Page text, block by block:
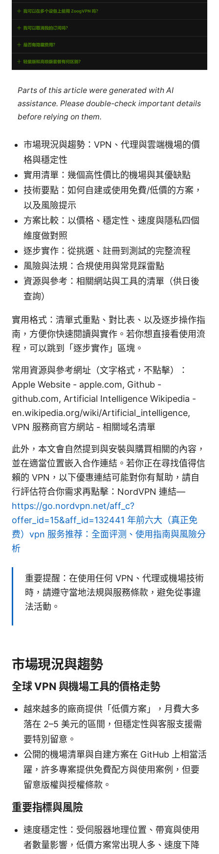
Parts of this article were generated with AI
assistance. Please double-check important details
before relying on them.
市場現況與趨勢：VPN、代理與雲端機場的價
格與穩定性
實用清單：幾個高性價比的機場與其優缺點
技術要點：如何自建或使用免費/低價的方案，
以及風險提示
方案比較：以價格、穩定性、速度與隱私四個
維度做對照
逐步實作：從挑選、註冊到測試的完整流程
風險與法規：合規使用與常見踩雷點
資源與參考：相關網站與工具的清單（供日後
查詢）
實用格式：清單式重點、對比表、以及逐步操作指
南，方便你快速閱讀與實作。若你想直接看使用流
程，可以跳到「逐步實作」區塊。
常用資源與參考網址（文字格式，不點擊）：
Apple Website - apple.com, Github -
github.com, Artificial Intelligence Wikipedia -
en.wikipedia.org/wiki/Artificial_intelligence,
VPN 服務商官方網站 - 相關域名清單
此外，本文會自然提到與安裝與購買相關的內容，
並在適當位置嵌入合作連結。若你正在尋找值得信
賴的 VPN，以下優惠連結可能對你有幫助，請自
行評估符合你需求再點擊：NordVPN 連結—
https://go.nordvpn.net/aff_c?
offer_id=15&aff_id=132441 年前六大（真正免
费）vpn 服务推荐：全面评测、使用指南與風險分
析
重要提醒：在使用任何 VPN、代理或機場技術
時，請遵守當地法規與服務條款，避免從事違
法活動。
市場現況與趨勢
全球 VPN 與機場工具的價格走勢
越來越多的廠商提供「低價方案」，月費大多
落在 2–5 美元的區間，但穩定性與客服支援需
要特別留意。
公開的機場清單與自建方案在 GitHub 上相當活
躍，許多專案提供免費配方與使用案例，但要
留意版權與授權條款。
重要指標與風險
速度穩定性：受伺服器地理位置、帶寬與使用
者數量影響，低價方案常出現人多、速度下降